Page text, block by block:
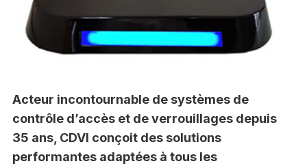
Acteur incontournable de systèmes de
contrôle d’accès et de verrouillages depuis
35 ans, CDVI conçoit des solutions
performantes adaptées à tous les